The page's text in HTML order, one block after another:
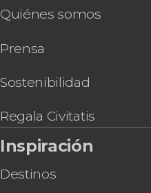
Tayrona
Transporte entre Santa
Marta
Indias
Trekking de 4 o 5 días
Seawalker en Santa
Quiénes somos
Prensa
Sostenibilidad
Regala Civitatis
Inspiración
Destinos